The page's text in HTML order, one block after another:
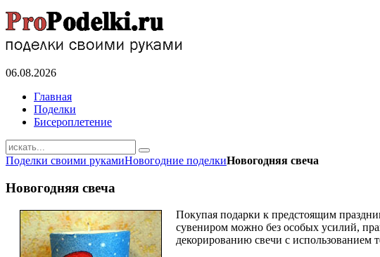
06.08.2026
Главная
Поделки
Бисероплетение
Поделки своими рукамиНовогодние поделкиНовогодняя свеча
Новогодняя свеча
Покупая подарки к предстоящим
сувениром можно без особых усилий,
декорированию свечи с использованием